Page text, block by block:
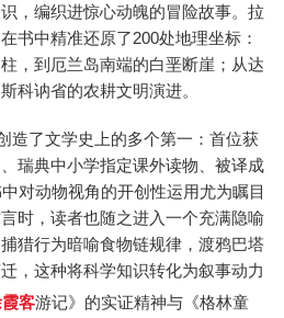
，编织进惊心动魄的冒险故事。拉
书中精准还原了200处地理坐标：
，到厄兰岛南端的白垩断崖；从达
科讷省的农耕文明演进。
造了文学史上的多个第一：首位获
瑞典中小学指定课外读物、被译成
对动物视角的开创性运用尤为瞩目
时，读者也随之进入一个充满隐喻
猎行为暗喻食物链规律，渡鸦巴塔
，这种将科学知识转化为叙事动力
客游记》的实证精神与《格林童